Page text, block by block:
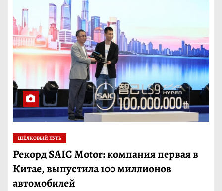
ШЁЛКОВЫЙ ПУТЬ
Рекорд SAIC Motor: компания первая в
Китае, выпустила 100 миллионов
автомобилей